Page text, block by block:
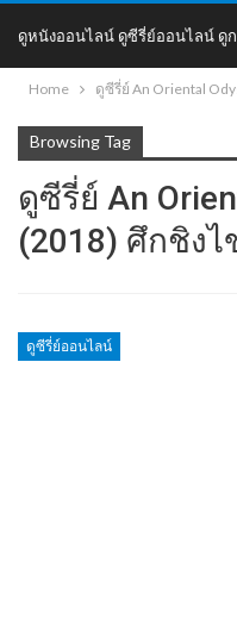
ดูหนังออนไลน์ ดูซีรี่ย์ออนไลน์ ดูก
DoDoNung
Home ดูซีรี่ย์ An Oriental
Browsing Tag
ดูซีรี่ย์ An
(2018) ศึกชิง
ดูซีรี่ย์ออนไลน์